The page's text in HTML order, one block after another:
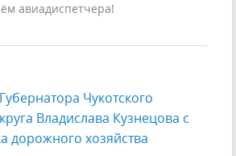
авиадиспетчера!
Чукотского
Владислава Кузнецова с
дорожного хозяйства